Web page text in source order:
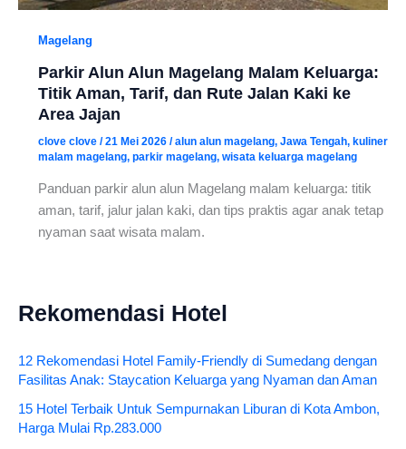
Magelang
Parkir Alun Alun Magelang Malam Keluarga:
Titik Aman, Tarif, dan Rute Jalan Kaki ke
Area Jajan
clove clove /21 Mei 2026 /alun alun magelang, Jawa Tengah, kuliner
malam magelang, parkir magelang, wisata keluarga magelang
Panduan parkir alun alun Magelang malam keluarga: titik
aman, tarif, jalur jalan kaki, dan tips praktis agar anak tetap
nyaman saat wisata malam.
Rekomendasi Hotel
12 Rekomendasi Hotel Family-Friendly di Sumedang dengan
Fasilitas Anak: Staycation Keluarga yang Nyaman dan Aman
15 Hotel Terbaik Untuk Sempurnakan Liburan di Kota Ambon,
Harga Mulai Rp.283.000